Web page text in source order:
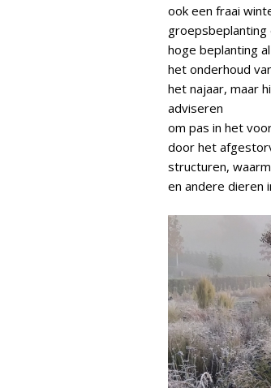
ook een fraai
groepsbeplanting
hoge beplanting
het onderhoud
het najaar, maar
adviseren
om pas in het
door het
structuren,
en andere dieren